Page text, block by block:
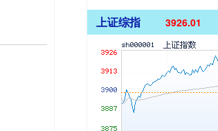
上证综指 3926.43